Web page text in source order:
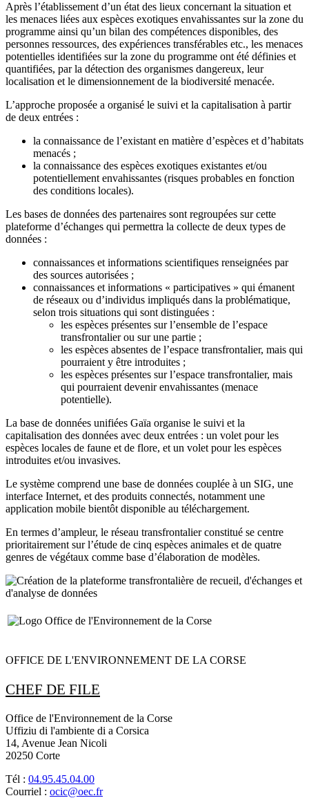
Après l’établissement d’un état des lieux concernant la situation et
les menaces liées aux espèces exotiques envahissantes sur la zone du
programme ainsi qu’un bilan des compétences disponibles, des
personnes ressources, des expériences transférables etc., les menaces
potentielles identifiées sur la zone du programme ont été définies et
quantifiées, par la détection des organismes dangereux, leur
localisation et le dimensionnement de la biodiversité menacée.
L’approche proposée a organisé le suivi et la capitalisation à partir
de deux entrées :
la connaissance de l’existant en matière d’espèces et d’habitats
menacés ;
la connaissance des espèces exotiques existantes et/ou
potentiellement envahissantes (risques probables en fonction
des conditions locales).
Les bases de données des partenaires sont regroupées sur cette
plateforme d’échanges qui permettra la collecte de deux types de
données :
connaissances et informations scientifiques renseignées par
des sources autorisées ;
connaissances et informations « participatives » qui émanent
de réseaux ou d’individus impliqués dans la problématique,
selon trois situations qui sont distinguées :
les espèces présentes sur l’ensemble de l’espace
transfrontalier ou sur une partie ;
les espèces absentes de l’espace transfrontalier, mais qui
pourraient y être introduites ;
les espèces présentes sur l’espace transfrontalier, mais
qui pourraient devenir envahissantes (menace
potentielle).
La base de données unifiées Gaïa organise le suivi et la
capitalisation des données avec deux entrées : un volet pour les
espèces locales de faune et de flore, et un volet pour les espèces
introduites et/ou invasives.
Le système comprend une base de données couplée à un SIG, une
interface Internet, et des produits connectés, notamment une
application mobile bientôt disponible au téléchargement.
En termes d’ampleur, le réseau transfrontalier constitué se centre
prioritairement sur l’étude de cinq espèces animales et de quatre
genres de végétaux comme base d’élaboration de modèles.
OFFICE DE L'ENVIRONNEMENT DE LA CORSE
CHEF DE FILE
Office de l'Environnement de la Corse
Uffiziu di l'ambiente di a Corsica
14, Avenue Jean Nicoli
20250 Corte
Tél : 04.95.45.04.00
Courriel : ocic@oec.fr